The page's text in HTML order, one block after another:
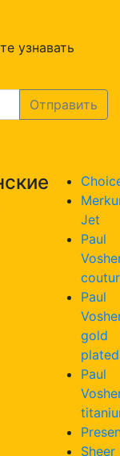
узнавать
Jet
Paul
Paul
gold
plated
Paul
Sheer